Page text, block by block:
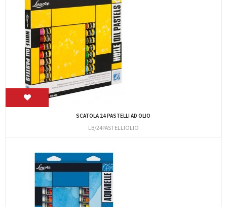
SCATOLA 24 PASTELLI AD OLIO
LB/24PASTELLIOLIO